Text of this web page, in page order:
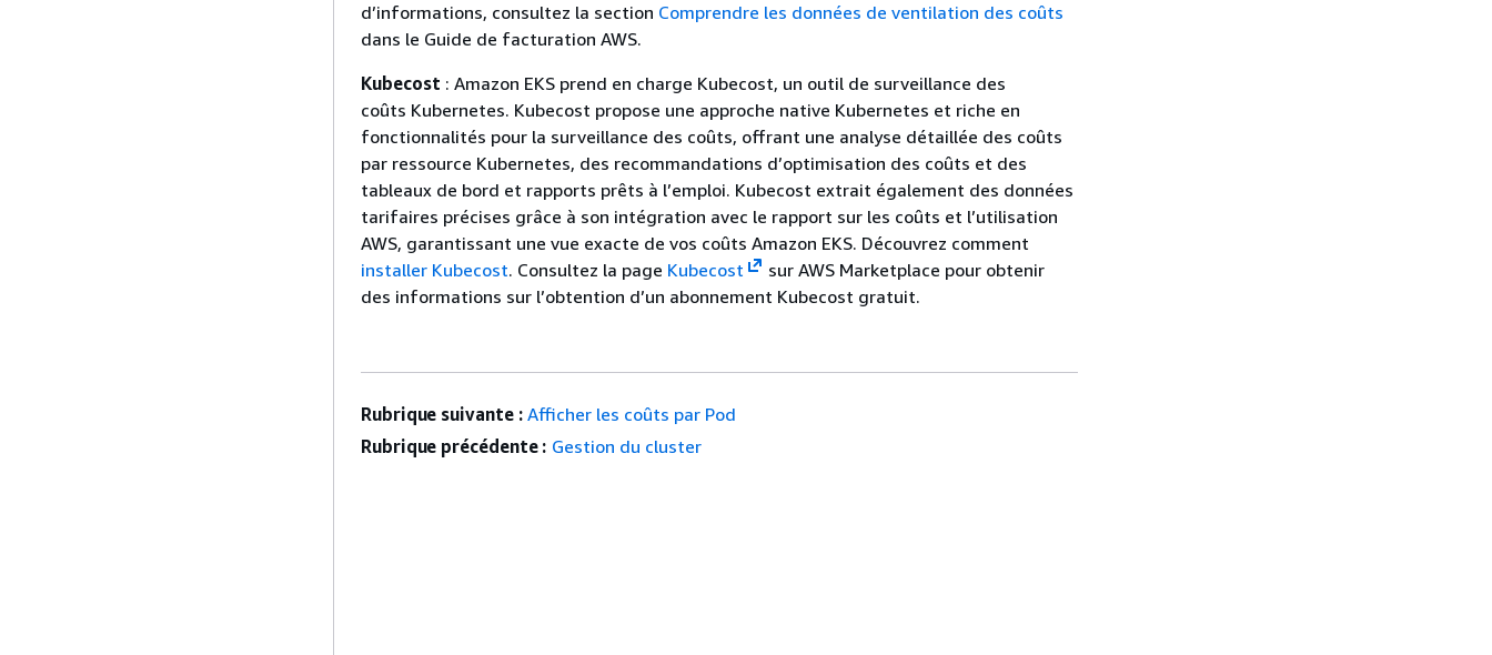
d’informations, consultez la section Comprendre les données de ventilation des coûts
dans le Guide de facturation AWS.
Kubecost : Amazon EKS prend en charge Kubecost, un outil de surveillance des
coûts Kubernetes. Kubecost propose une approche native Kubernetes et riche en
fonctionnalités pour la surveillance des coûts, offrant une analyse détaillée des coûts
par ressource Kubernetes, des recommandations d’optimisation des coûts et des
tableaux de bord et rapports prêts à l’emploi. Kubecost extrait également des données
tarifaires précises grâce à son intégration avec le rapport sur les coûts et l’utilisation
AWS, garantissant une vue exacte de vos coûts Amazon EKS. Découvrez comment
installer Kubecost. Consultez la page Kubecost
sur AWS Marketplace pour obtenir
des informations sur l’obtention d’un abonnement Kubecost gratuit.
Rubrique suivante : Afficher les coûts par Pod
Rubrique précédente : Gestion du cluster